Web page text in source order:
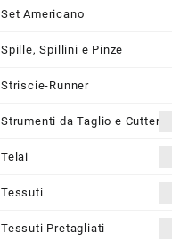
Set Americano
Spille, Spillini e Pinze
Striscie-Runner
Strumenti da Taglio e Cutter
Telai
Tessuti
Tessuti Pretagliati